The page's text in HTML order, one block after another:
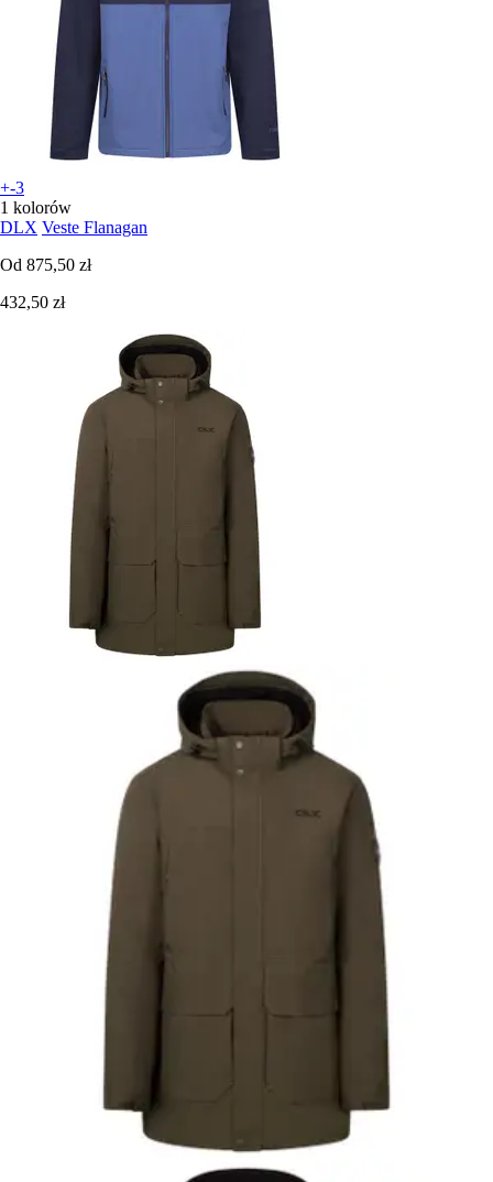
+-3
1 kolorów
DLX Veste Flanagan
Od 875,50 zł
432,50 zł